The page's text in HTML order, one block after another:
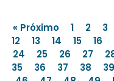
« Próximo 1 2 3
12
13 14 15 16
24
25 26 27
35
36 37 38 39